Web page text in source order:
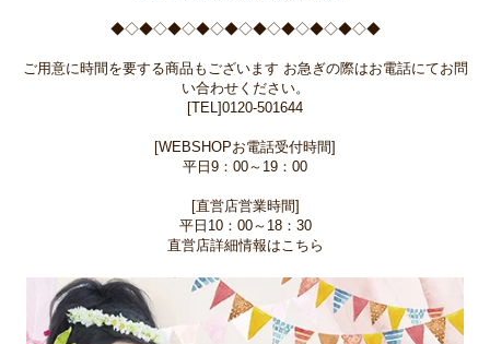
◆◇◆◇◆◇◆◇◆◇◆◇◆◇◆◇◆◇◆
ご用意に時間を要する商品もございます お急ぎの際はお電話にてお問
い合わせください。
[TEL]0120-501644
[WEBSHOPお電話受付時間]
平日9：00～19：00
[直営店営業時間]
平日10：00～18：30
直営店詳細情報はこちら